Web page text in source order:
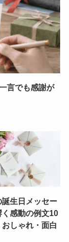
言でも感謝が
誕生日メッセー
く感動の例文10
しゃれ・面白